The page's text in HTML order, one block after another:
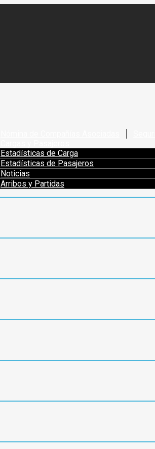
Estadísticas de Carga
Estadísticas de Pasajeros
Noticias
Arribos y Partidas